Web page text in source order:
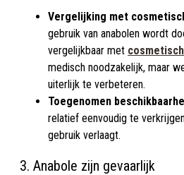
Vergelijking met
gebruik van anabolen wordt
vergelijkbaar met
medisch noodzakelijk, maar
uiterlijk te verbeteren.
Toegenomen
relatief eenvoudig te
gebruik verlaagt.
3. Anabole zijn gevaarlijk